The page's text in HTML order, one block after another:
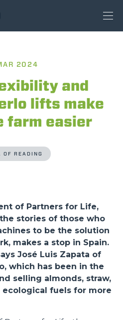
2024
and
lifts make
farm easier
OF READING
of Partners for Life,
stories of those who
to be the solution
makes a stop in Spain.
José Luis Zapata of
which has been in the
selling almonds, straw,
fuels for more